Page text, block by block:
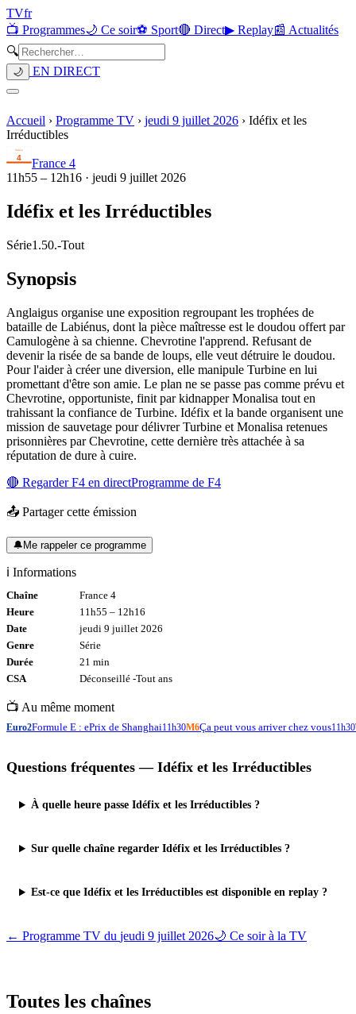
TVfr
📺 Programmes🌙 Ce soir⚽ Sport🔴 Direct▶ Replay📰 Actualités
🔍
🌙 EN DIRECT
Accueil › Programme TV › jeudi 9 juillet 2026 › Idéfix et les
Irréductibles
France 4
11h55 – 12h16 · jeudi 9 juillet 2026
Idéfix et les Irréductibles
Série1.50.-Tout
Synopsis
Anglaigus organise une exposition regroupant les trophées de
bataille de Labiénus, dont la pièce maîtresse est le doudou offert par
Camulogène à sa chienne. Chevrotine l'apprend. Refusant de
devenir la risée de sa bande de loups, elle veut détruire le doudou.
Pour l'aider à créer une diversion, elle manipule Turbine en lui
promettant d'être son amie. Le plan ne se passe pas comme prévu et
Chevrotine, opportuniste, finit par kidnapper Monalisa tout en
trahissant la confiance de Turbine. Idéfix et la bande organisent une
mission de sauvetage pour délivrer Turbine et Monalisa retenues
prisonnières par Chevrotine, cette dernière très attachée à sa
réputation de dure à cuire.
🔴 RegarderF4 en directProgramme de F4
📤 Partager cette émission
🔔Me rappeler ce programme
ℹ️ Informations
Chaîne
France 4
Heure
11h55 – 12h16
Date
jeudi 9 juillet 2026
Genre
Série
Durée
21 min
CSA
Déconseillé -Tout ans
📺 Au même moment
Euro2Formule E : ePrix de Shanghai11h30M6Ça peut vous arriver chez vous11h30
Questions fréquentes — Idéfix et les Irréductibles
À quelle heure passe Idéfix et les Irréductibles ?
Sur quelle chaîne regarder Idéfix et les Irréductibles ?
Est-ce que Idéfix et les Irréductibles est disponible en replay ?
← Programme TV du jeudi 9 juillet 2026🌙 Ce soir à la TV
Toutes les chaînes